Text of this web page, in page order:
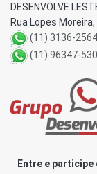
DESENVOLVE
Rua Lopes
(11) 3136-
(11) 96347-
Entre e participe